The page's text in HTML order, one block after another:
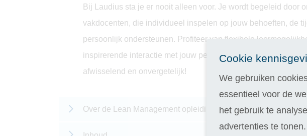
Bij Laudius sta je er nooit alleen voor. Je wordt begeleid door
vakdocenten, die individueel inspelen op jouw behoeften, de
persoonlijk ondersteunen. Profiteer van flexibele
inspirerende interactie met jouw persoonlijke docent. Dit maakt
afwisselend en onvergetelijk!
Over de Lean Management opleiding
Cookie
We gebruiken
essentieel voor de
het gebruik te
advertenties te